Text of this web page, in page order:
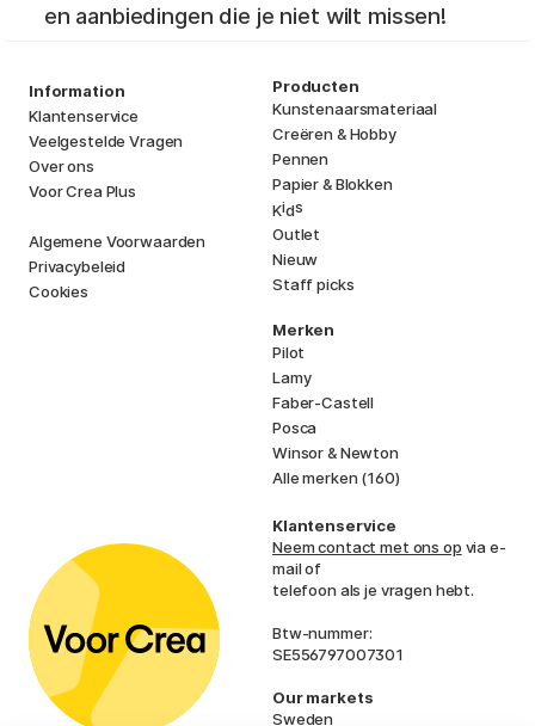
en aanbiedingen die je niet wilt missen!
Information
Klantenservice
Veelgestelde Vragen
Over ons
Voor Crea Plus
Algemene Voorwaarden
Privacybeleid
Cookies
Producten
Kunstenaarsmateriaal
Creëren & Hobby
Pennen
Papier & Blokken
Kids
Outlet
Nieuw
Staff picks
Merken
Pilot
Lamy
Faber-Castell
Posca
Winsor & Newton
Alle merken (160)
Klantenservice
Neem contact met ons op via e-
mail of
telefoon als je vragen hebt.
Btw-nummer:
SE556797007301
Our markets
Sweden